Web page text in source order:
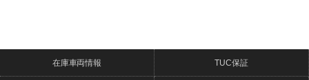
在庫車両情報 TUC保証